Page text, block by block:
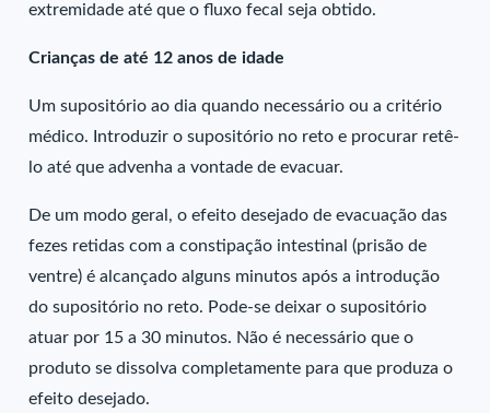
extremidade até que o fluxo fecal seja obtido.
Crianças de até 12 anos de idade
Um supositório ao dia quando necessário ou a critério
médico. Introduzir o supositório no reto e procurar retê-
lo até que advenha a vontade de evacuar.
De um modo geral, o efeito desejado de evacuação das
fezes retidas com a constipação intestinal (prisão de
ventre) é alcançado alguns minutos após a introdução
do supositório no reto. Pode-se deixar o supositório
atuar por 15 a 30 minutos. Não é necessário que o
produto se dissolva completamente para que produza o
efeito desejado.